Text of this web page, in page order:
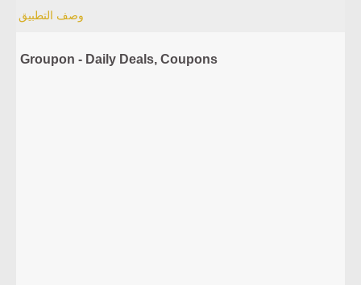
وصف التطبيق
Groupon - Daily Deals, Coupons